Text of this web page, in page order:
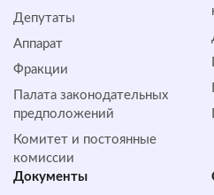
Депутаты
Аппарат
Фракции
Палата законодательных
предположений
Комитет и постоянные
комиссии
Документы